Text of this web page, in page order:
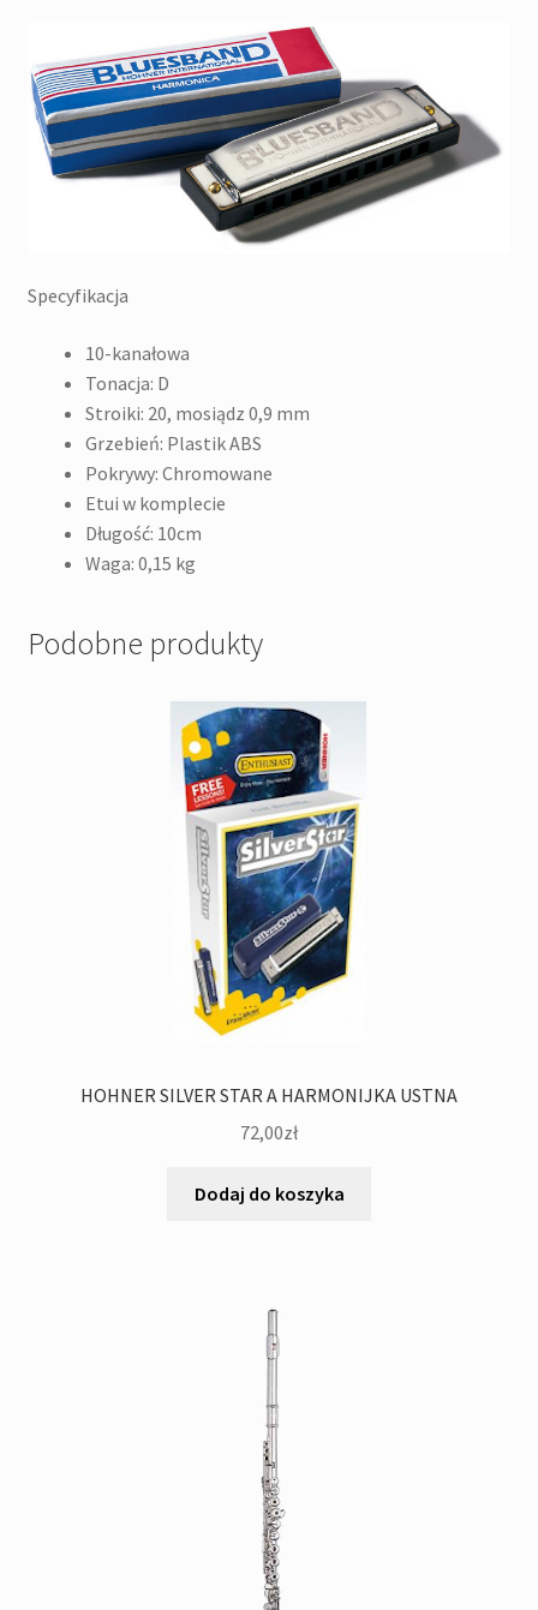
Specyfikacja
10-kanałowa
Tonacja: D
Stroiki: 20, mosiądz 0,9 mm
Grzebień: Plastik ABS
Pokrywy: Chromowane
Etui w komplecie
Długość: 10cm
Waga: 0,15 kg
Podobne produkty
HOHNER SILVER STAR A HARMONIJKA USTNA
72,00zł
Dodaj do koszyka